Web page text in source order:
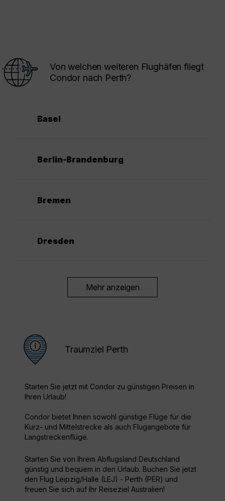
Von welchen weiteren Flughäfen fliegt
Condor nach Perth?
Basel
Berlin-Brandenburg
Bremen
Dresden
Mehr anzeigen
Traumziel Perth
Starten Sie jetzt mit Condor zu günstigen Preisen in
Ihren Urlaub!
Condor bietet Ihnen sowohl günstige Flüge für die
Kurz- und Mittelstrecke als auch Flugangebote für
Langstreckenflüge.
Starten Sie von Ihrem Abflugsland Deutschland
günstig und bequem in den Urlaub. Buchen Sie jetzt
den Flug Leipzig/Halle (LEJ) - Perth (PER) und
freuen Sie sich auf Ihr Reiseziel Australien!